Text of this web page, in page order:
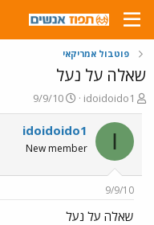
פוטבול אמריקאי
שאלה על נעל
פ
ו
ת
ח
ה
ו
ש
א
idoidoido1
פ
ו
ר
ם
9/9/10
I
idoidoido1
New member
9/9/10
שאלה על נעל